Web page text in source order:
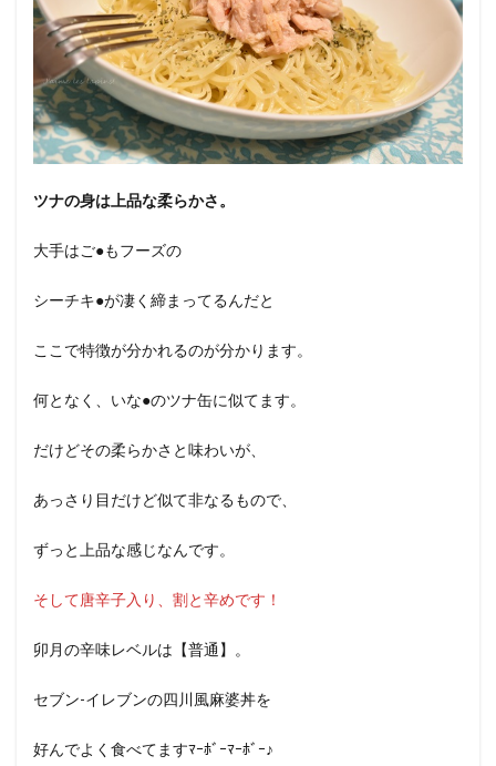
ツナの身は上品な柔らかさ。
大手はご●もフーズの
シーチキ●が凄く締まってるんだと
ここで特徴が分かれるのが分かります。
何となく、いな●のツナ缶に似てます。
だけどその柔らかさと味わいが、
あっさり目だけど似て非なるもので、
ずっと上品な感じなんです。
そして唐辛子入り、割と辛めです！
卯月の辛味レベルは【普通】。
セブン-イレブンの四川風麻婆丼を
好んでよく食べてますﾏｰﾎﾞｰﾏｰﾎﾞｰ♪